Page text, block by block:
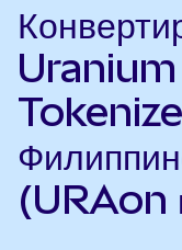
(URAon